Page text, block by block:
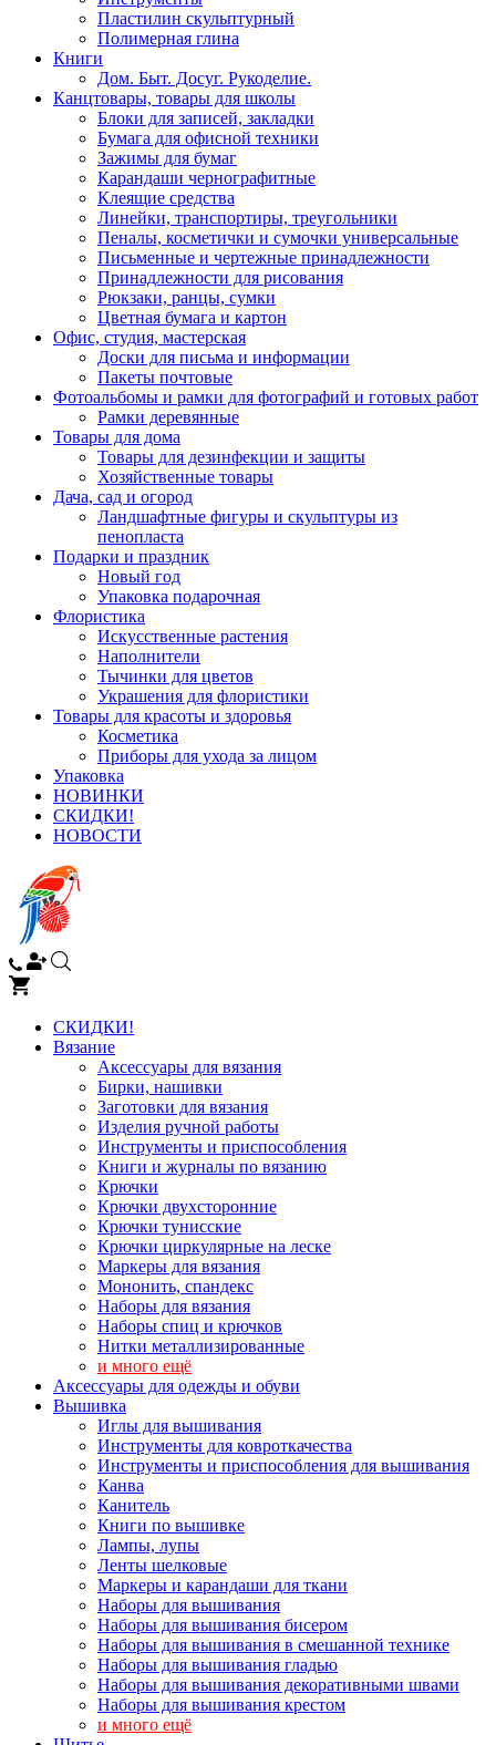
Пластилин скульптурный
Полимерная глина
Книги
Дом. Быт. Досуг. Рукоделие.
Канцтовары, товары для школы
Блоки для записей, закладки
Бумага для офисной техники
Зажимы для бумаг
Карандаши чернографитные
Клеящие средства
Линейки, транспортиры, треугольники
Пеналы, косметички и сумочки универсальные
Письменные и чертежные принадлежности
Принадлежности для рисования
Рюкзаки, ранцы, сумки
Цветная бумага и картон
Офис, студия, мастерская
Доски для письма и информации
Пакеты почтовые
Фотоальбомы и рамки для фотографий и готовых работ
Рамки деревянные
Товары для дома
Товары для дезинфекции и защиты
Хозяйственные товары
Дача, сад и огород
Ландшафтные фигуры и скульптуры из
пенопласта
Подарки и праздник
Новый год
Упаковка подарочная
Флористика
Искусственные растения
Наполнители
Тычинки для цветов
Украшения для флористики
Товары для красоты и здоровья
Косметика
Приборы для ухода за лицом
Упаковка
НОВИНКИ
СКИДКИ!
НОВОСТИ
СКИДКИ!
Вязание
Аксессуары для вязания
Бирки, нашивки
Заготовки для вязания
Изделия ручной работы
Инструменты и приспособления
Книги и журналы по вязанию
Крючки
Крючки двухсторонние
Крючки тунисские
Крючки циркулярные на леске
Маркеры для вязания
Мононить, спандекс
Наборы для вязания
Наборы спиц и крючков
Нитки металлизированные
и много ещё
Аксессуары для одежды и обуви
Вышивка
Иглы для вышивания
Инструменты для ковроткачества
Инструменты и приспособления для вышивания
Канва
Канитель
Книги по вышивке
Лампы, лупы
Ленты шелковые
Маркеры и карандаши для ткани
Наборы для вышивания
Наборы для вышивания бисером
Наборы для вышивания в смешанной технике
Наборы для вышивания гладью
Наборы для вышивания декоративными швами
Наборы для вышивания крестом
и много ещё